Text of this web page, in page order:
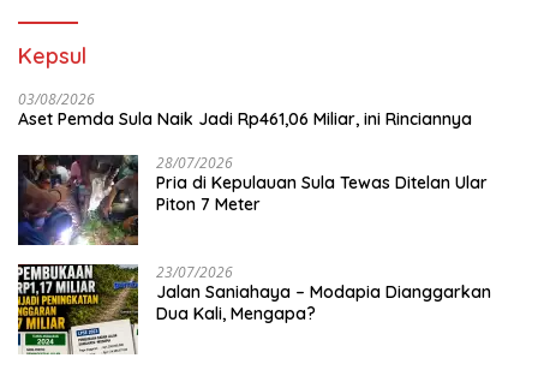
Kepsul
03/08/2026
Aset Pemda Sula Naik Jadi Rp461,06 Miliar, ini Rinciannya
28/07/2026
Pria di Kepulauan Sula Tewas Ditelan Ular
Piton 7 Meter
23/07/2026
Jalan Saniahaya – Modapia Dianggarkan
Dua Kali, Mengapa?